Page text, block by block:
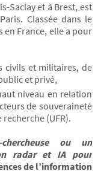
Saclay et à Brest, est
Classée dans le
en France, elle a pour
et militaires, de
et privé,
niveau en relation
de souveraineté
(UFR).
chercheuse ou un
radar et IA pour
de l’information